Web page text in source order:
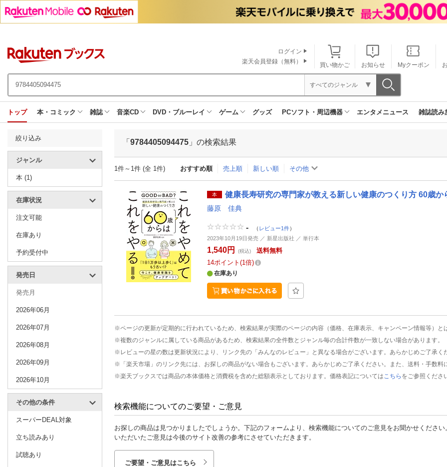
買い物かご お知らせ Myクーポン
ログイン
楽天会員登録（無料）
すべてのジャンル
トップ 本・コミック 雑誌 音楽CD DVD・ブルーレイ ゲーム グッズ PCソフト・周辺機器 エンタメニュース 雑誌読み
絞り込み
ジャンル
本 (1)
在庫状況
注文可能
在庫あり
予約受付中
発売日
発売月
2026年06月
2026年07月
2026年08月
2026年09月
2026年10月
その他の条件
スーパーDEAL対象
立ち読みあり
試聴あり
「 9784405094475 」の検索結果
1件～1件 (全 1件) おすすめ順 売上順 新しい順 その他
本 健康長寿研究の専門家が教える新しい健康のつくり方 60歳か
藤原 佳典
- （ レビュー1件）
2023年10月19日発売 ／ 新星出版社 ／ 単行本
1,540円 (税込)
送料無料
14ポイント 1倍
在庫あり
※ページの更新が定期的に行われているため、検索結果が実際のページの内容（価格、在庫表示、キャンペーン情報等）と
※複数のジャンルに属している商品があるため、検索結果の全件数とジャンル毎の合計件数が一致しない場合があります。
※レビューの星の数は更新状況により、リンク先の「みんなのレビュー」と異なる場合がございます。あらかじめご了承く
※「楽天市場」のリンク先には、お探しの商品がない場合もございます。あらかじめご了承ください。また、送料・手数料
※楽天ブックスでは商品の本体価格と消費税を含めた総額表示としております。価格表記については こちら をご参照くださ
検索機能についてのご要望・ご意見
お探しの商品は見つかりましたでしょうか。下記のフォームより、検索機能についてのご意見をお聞かせください
いただいたご意見は今後のサイト改善の参考にさせていただきます。
ご要望・ご意見はこちら